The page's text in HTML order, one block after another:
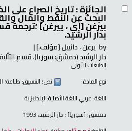
الجائزة : تاريخ الصراع
البحث عن النفط والمال
بيرغن [أي ، ييرغن] ؛ترجمة
بدار الرشيد.
by يرغن ، دانييل[مؤلف.]
دار الرشيد (دمشق: سوريا). قسم
الطبعات:الأولى
نوع المادة :
نص؛ التنسيق: طباعة؛
اللغة: عربي اللغة الأصلية:الإنجليزية
دمشق: [سوريا] : دار الرشيد، 1993